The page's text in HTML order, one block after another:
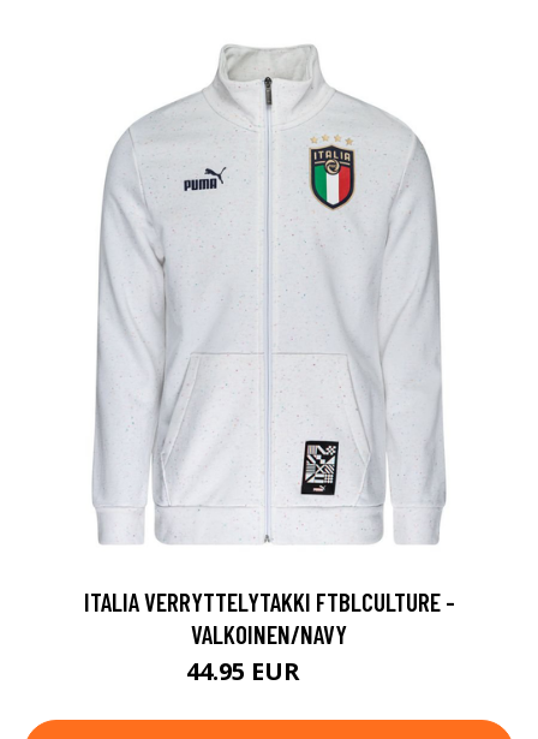
ITALIA VERRYTTELYTAKKI FTBLCULTURE -
VALKOINEN/NAVY
44.95 EUR